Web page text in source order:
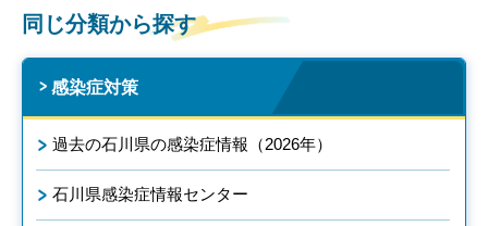
同じ分類から探す
感染症対策
過去の石川県の感染症情報（2026年）
石川県感染症情報センター